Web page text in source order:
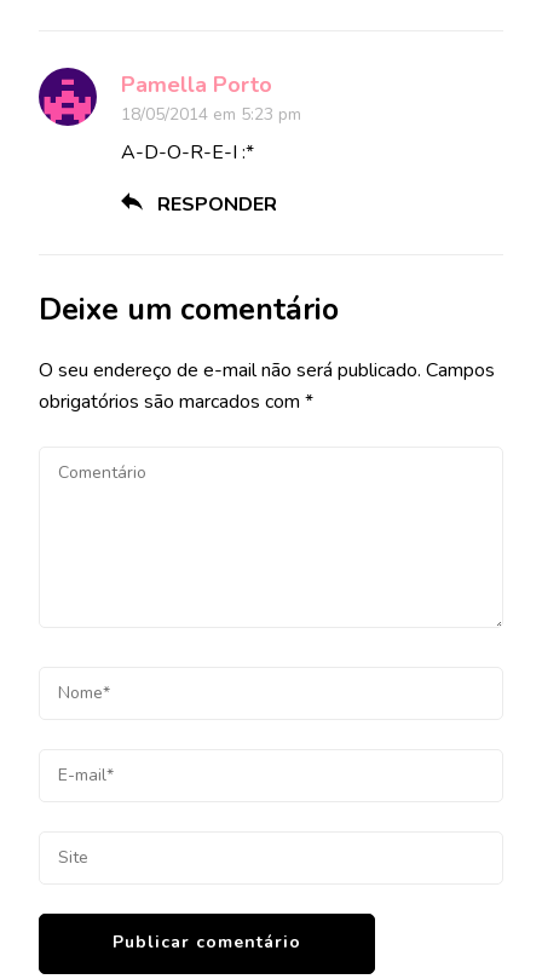
Pamella Porto
18/05/2014 em 5:23 pm
A-D-O-R-E-I :*
RESPONDER
Deixe um comentário
O seu endereço de e-mail não será publicado. Campos
obrigatórios são marcados com *